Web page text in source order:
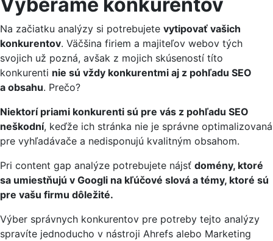
Na začiatku analýzy si potrebujete vytipovať vašich
konkurentov. Väčšina firiem a majiteľov webov tých
svojich už pozná, avšak z mojich skúseností títo
konkurenti nie sú vždy konkurentmi aj z pohľadu SEO
a obsahu. Prečo?
Niektorí priami konkurenti sú pre vás z pohľadu SEO
neškodní, keďže ich stránka nie je správne optimalizovaná
pre vyhľadávače a nedisponujú kvalitným obsahom.
Pri content gap analýze potrebujete nájsť domény, ktoré
sa umiestňujú v Googli na kľúčové slová a témy, ktoré sú
pre vašu firmu dôležité.
Výber správnych konkurentov pre potreby tejto analýzy
spravíte jednoducho v nástroji Ahrefs alebo Marketing